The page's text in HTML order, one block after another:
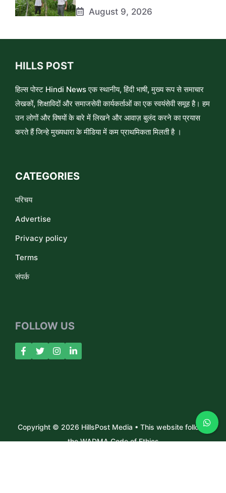
August 9, 2026
HILLS POST
हिल्स पोस्ट Hindi News एक स्थानीय, हिंदी भाषी, मुख्य रूप से समाचार
लेखकों, शिक्षाविदों और समाजसेवी कार्यकर्ताओं का एक स्वयंसेवी समूह है। हम
उन लोगों और विषयों के बारे में लिखने और आवाज़ बुलंद करने का प्रयास
करते हैं जिन्हे मुख्यधारा के मीडिया में कम प्राथमिकता मिलती है ।
CATEGORIES
परिचय
Advertise
Privacy policy
Terms
संपर्क
FOLLOW US
Copyright © 2026 HillsPost Media • This website follows
the WADMA Code of Ethics